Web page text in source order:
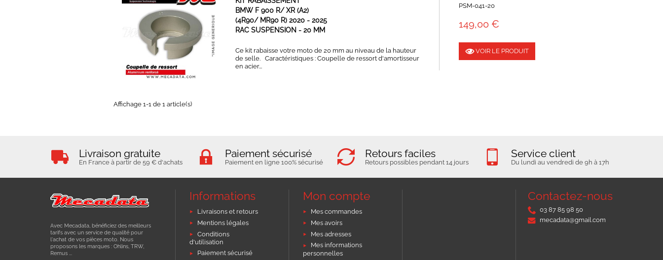
BMW F 900 R/ XR (A2)
(4R90/ MR90 R) 2020 - 2025
RAC SUSPENSION - 20 MM
Ce kit rabaisse votre moto de 20 mm au niveau de la hauteur
de selle. Caractéristiques : Coupelle de ressort d'amortisseur
en acier...
PSM-041-20
149,00 €
VOIR LE PRODUIT
Affichage 1-1 de 1 article(s)
Livraison gratuite
En France à partir de 59 € d'achats
Paiement sécurisé
Paiement en ligne 100% sécurisé
Retours faciles
Retours possibles pendant 14 jours
Service client
Du lundi au vendredi de 9h à 17h
Avec Mecadata, bénéficiez des meilleurs
tarifs avec un service de qualité pour
l'achat de vos pièces moto. Nous
proposons les marques : Ohlins, TRW,
Remus ...
Informations
Livraisons et retours
Mentions légales
Conditions
d'utilisation
Paiement sécurisé
Mon compte
Mes commandes
Mes avoirs
Mes adresses
Mes informations
personnelles
Contactez-nous
03 87 85 98 50
mecadata@gmail.com